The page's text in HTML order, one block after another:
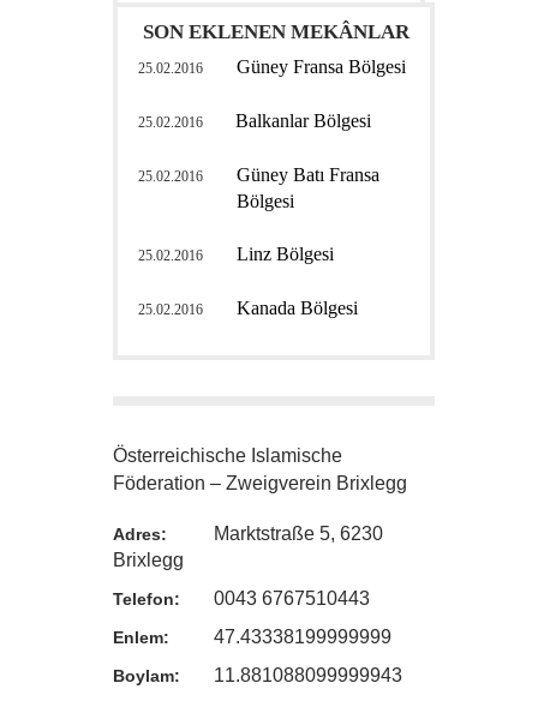
SON EKLENEN MEKÂNLAR
25.02.2016 Güney Fransa Bölgesi
25.02.2016 Balkanlar Bölgesi
25.02.2016
Güney Batı Fransa
Bölgesi
25.02.2016 Linz Bölgesi
25.02.2016 Kanada Bölgesi
Österreichische Islamische
Föderation – Zweigverein Brixlegg
Adres:
Marktstraße 5, 6230
Brixlegg
Telefon: 0043 6767510443
Enlem: 47.43338199999999
Boylam: 11.881088099999943